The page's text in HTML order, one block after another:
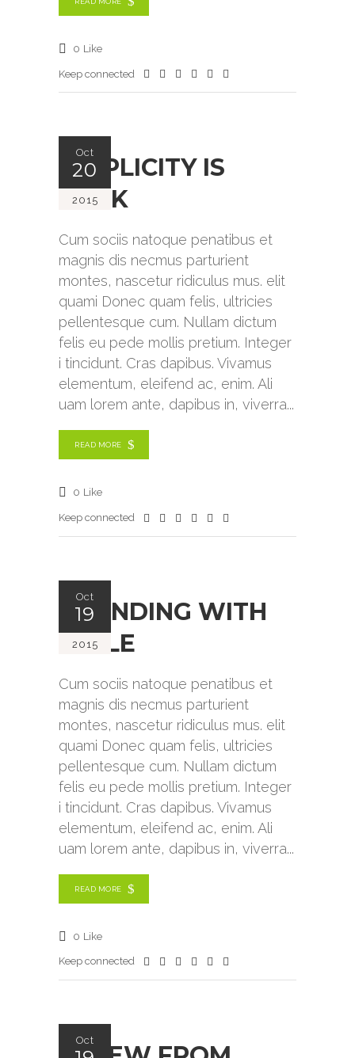
0 Like
Keep connected
Oct
20
2015
SIMPLICITY IS
BACK
Cum sociis natoque penatibus et
magnis dis necmus parturient
montes, nascetur ridiculus mus. elit
quami Donec quam felis, ultricies
pellentesque cum. Nullam dictum
felis eu pede mollis pretium. Integer
i tincidunt. Cras dapibus. Vivamus
elementum, eleifend ac, enim. Ali
uam lorem ante, dapibus in, viverra
READ MORE
0 Like
Keep connected
Oct
19
2015
BRANDING WITH
STYLE
Cum sociis natoque penatibus et
magnis dis necmus parturient
montes, nascetur ridiculus mus. elit
quami Donec quam felis, ultricies
pellentesque cum. Nullam dictum
felis eu pede mollis pretium. Integer
i tincidunt. Cras dapibus. Vivamus
elementum, eleifend ac, enim. Ali
uam lorem ante, dapibus in, viverra
READ MORE
0 Like
Keep connected
Oct